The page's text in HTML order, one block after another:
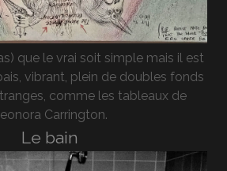
que le vrai soit simple mais il est
vibrant, plein de doubles fonds
comme les tableaux de
Carrington.
Le bain